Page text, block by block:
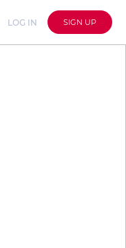
LOG IN SIGN UP